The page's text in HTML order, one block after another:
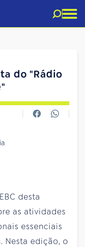
do "Rádio
desta
as atividades
essenciais
Nesta edição, o